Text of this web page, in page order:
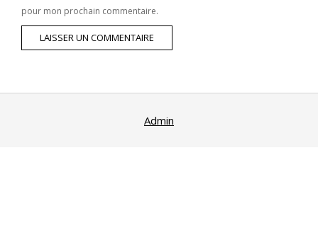
pour mon prochain commentaire.
Admin